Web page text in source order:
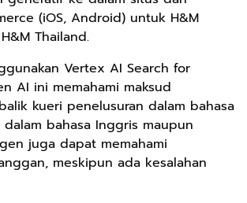
(iOS, Android) untuk H&M
Thailand.
Vertex AI Search for
AI ini memahami maksud
kueri penelusuran dalam bahasa
dalam bahasa Inggris maupun
juga dapat memahami
meskipun ada kesalahan